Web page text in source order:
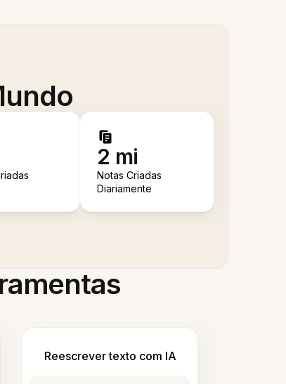
2 mi
Notas Criadas
Diariamente
Reescrever texto com IA